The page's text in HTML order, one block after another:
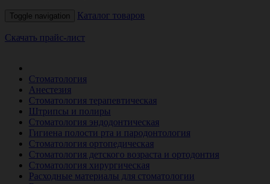
Toggle navigation Каталог товаров
Скачать прайс-лист
Стоматология
Анестезия
Стоматология терапевтическая
Штрипсы и полиры
Стоматология эндодонтическая
Гигиена полости рта и пародонтология
Стоматология ортопедическая
Стоматология детского возраста и ортодонтия
Стоматология хирургическая
Расходные материалы для стоматологии